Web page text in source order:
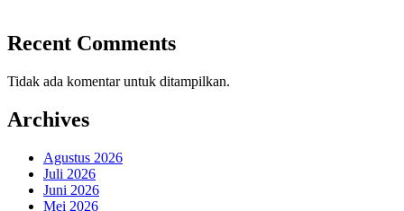
Recent Comments
Tidak ada komentar untuk ditampilkan.
Archives
Agustus 2026
Juli 2026
Juni 2026
Mei 2026